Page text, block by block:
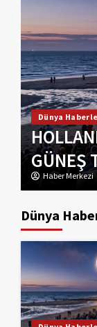
Haberler
Haber Merkezi
Dünya